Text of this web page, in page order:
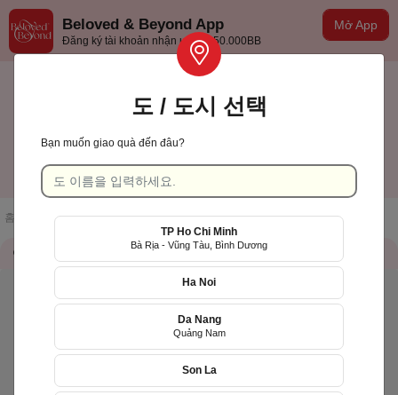
Mở App
Beloved & Beyond App
Đăng ký tài khoản nhận ưu đãi 50.000BB
Khánh Hòa
홈페이지 / 점포 목록 / LiLy's Cake
QR Code
도 / 도시 선택
Bạn muốn giao quà đến đâu?
TP Ho Chi Minh
Bà Rịa - Vũng Tàu, Bình Dương
Ha Noi
Da Nang
Quảng Nam
Son La